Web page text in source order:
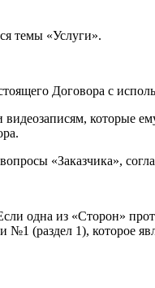
темы «Услуги».
Договора с
видеозаписям,
«Заказчика»,
одна из «Сторон»
(раздел 1), которое